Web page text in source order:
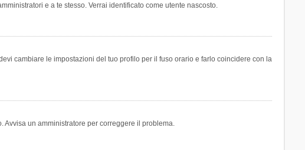
e a te stesso. Verrai identificato come utente nascosto.
cambiare le impostazioni del tuo profilo per il fuso orario e farlo coincidere con la
Avvisa un amministratore per correggere il problema.